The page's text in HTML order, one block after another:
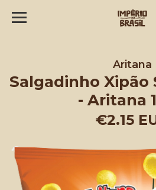
Aritana
Salgadinho Xipão
- Aritana
€2.15